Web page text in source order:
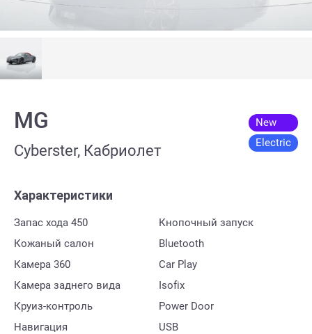
MG
Cyberster, Кабриолет
New
Electric
Характеристики
Запас хода 450
Кожаный салон
Камера 360
Камера заднего вида
Круиз-контроль
Навигация
Кнопочный запуск
Bluetooth
Car Play
Isofix
Power Door
USB